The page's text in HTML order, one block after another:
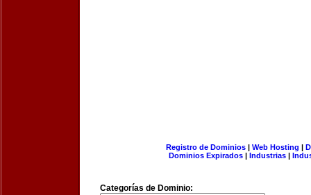
Registro de Dominios| Web Hosting |
Dominios Expirados | Industrias |
Categorías de Dominio: